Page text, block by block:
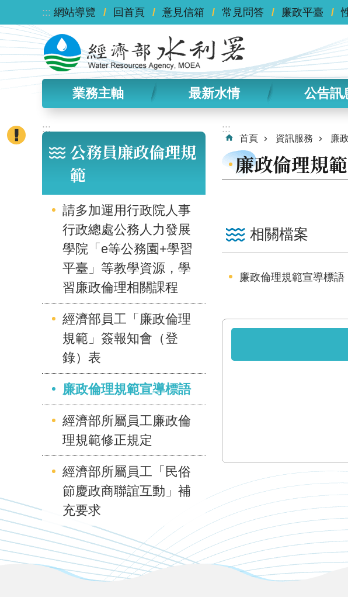
跳到主要內容區塊
::: 網站導覽 回首頁 意見信箱 常見問答 廉政平臺
業務主軸 最新水情 公告訊
:::
公務員廉政倫理規
範
請多加運用行政院人事
行政總處公務人力發展
學院「e等公務園+學習
平臺」等教學資源，學
習廉政倫理相關課程
經濟部員工「廉政倫理
規範」簽報知會（登
錄）表
廉政倫理規範宣導標語
經濟部所屬員工廉政倫
理規範修正規定
經濟部所屬員工「民俗
節慶政商聯誼互動」補
充要求
:::
首頁 資訊服務 廉
廉政倫理規
相關檔案
廉政倫理規範宣導標語